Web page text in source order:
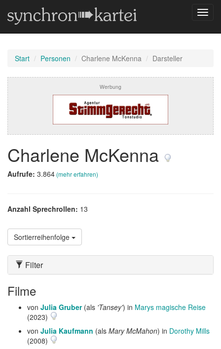
Start Personen Charlene McKenna Darsteller
Werbung
Charlene McKenna
Aufrufe: 3.864(mehr erfahren)
Anzahl Sprechrollen: 13
Sortierreihenfolge
Filter
Filme
von Julia Gruber(als 'Tansey') in Marys magische Reise
(2023)
von Julia Kaufmann (als Mary McMahon) in Dorothy Mills
(2008)